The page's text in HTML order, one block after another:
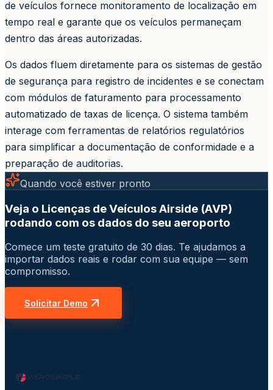
de veículos fornece monitoramento de localização em
tempo real e garante que os veículos permaneçam
dentro das áreas autorizadas.
Os dados fluem diretamente para os sistemas de gestão
de segurança para registro de incidentes e se conectam
com módulos de faturamento para processamento
automatizado de taxas de licença. O sistema também
interage com ferramentas de relatórios regulatórios
para simplificar a documentação de conformidade e a
preparação de auditorias.
Quando você estiver pronto
Veja o Licenças de Veículos Airside (AVP)
rodando com os dados do seu aeroporto
Comece um teste gratuito de 30 dias. Te ajudamos a
importar dados reais e rodar com sua equipe — sem
compromisso.
Solicitar Demo